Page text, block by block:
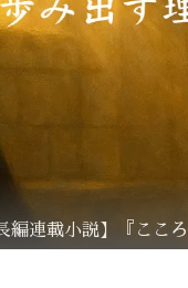
編連載小説】『ここ